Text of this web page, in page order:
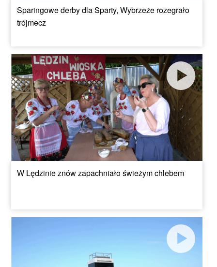
Sparingowe derby dla Sparty, Wybrzeże rozegrało
trójmecz
W Lędzinie znów zapachniało świeżym chlebem